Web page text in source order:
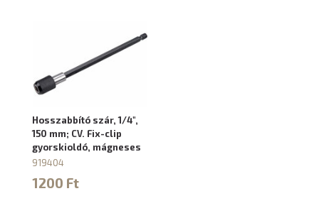
Hosszabbító szár, 1/4",
150 mm; CV. Fix-clip
gyorskioldó, mágneses
919404
1200 Ft